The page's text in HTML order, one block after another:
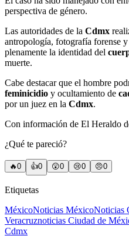
perspectiva de género.
Las autoridades de la Cdmx
antropología, fotografía forense
plenamente la identidad del
muerte.
Cabe destacar que el hombre
feminicidio y ocultamiento de
por un juez en la Cdmx.
Con información de El Heraldo
¿Qué te pareció?
🔥0 👍0 😲0 😢0 😠0
Etiquetas
MéxicoNoticias MéxicoNoticias
Veracruznoticias Ciudad de
Cdmx